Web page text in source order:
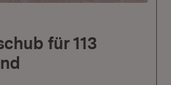
für 113